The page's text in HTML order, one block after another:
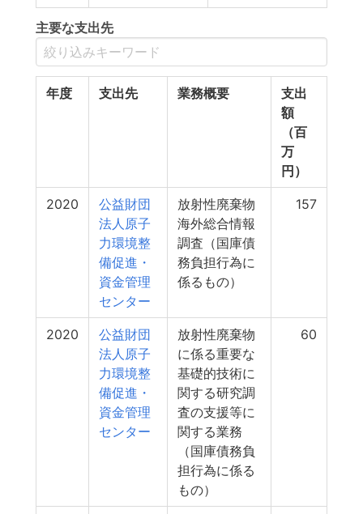
主要な支出先
年度 支出先 業務概要
支出
額
（百
万
円）
2020
公益財団
法人原子
力環境整
備促進・
資金管理
センター
放射性廃棄物
海外総合情報
調査（国庫債
務負担行為に
係るもの）
157
2020
公益財団
法人原子
力環境整
備促進・
資金管理
センター
放射性廃棄物
に係る重要な
基礎的技術に
関する研究調
査の支援等に
関する業務
（国庫債務負
担行為に係る
もの）
60